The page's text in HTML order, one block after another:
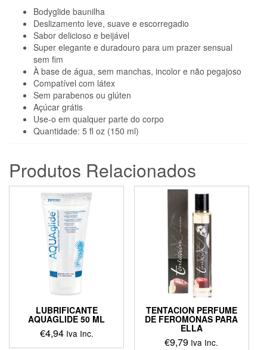
Bodyglide baunilha
Deslizamento leve, suave e escorregadio
Sabor delicioso e beijável
Super elegante e duradouro para um prazer sensual
sem fim
À base de água, sem manchas, incolor e não pegajoso
Compatível com látex
Sem parabenos ou glúten
Açúcar grátis
Use-o em qualquer parte do corpo
Quantidade: 5 fl oz (150 ml)
Produtos Relacionados
LUBRIFICANTE
AQUAGLIDE 50 ML
€4,94 Iva Inc.
TENTACION PERFUME
DE FEROMONAS PARA
ELLA
€9,79 Iva Inc.